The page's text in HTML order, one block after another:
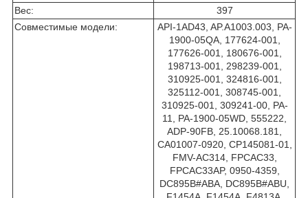
Вес:
397
Совместимые модели:
API-1AD43, AP.A1003.003, PA-
1900-05QA, 177624-001,
177626-001, 180676-001,
198713-001, 298239-001,
310925-001, 324816-001,
325112-001, 308745-001,
310925-001, 309241-00, PA-
11, PA-1900-05WD, 555222,
ADP-90FB, 25.10068.181,
CA01007-0920, CP145081-01,
FMV-AC314, FPCAC33,
FPCAC33AP, 0950-4359,
DC895B#ABA, DC895B#ABU,